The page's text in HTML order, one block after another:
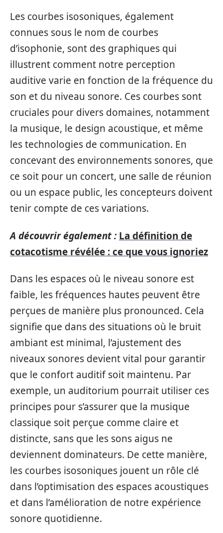
Les courbes isosoniques, également
connues sous le nom de courbes
d’isophonie, sont des graphiques qui
illustrent comment notre perception
auditive varie en fonction de la fréquence du
son et du niveau sonore. Ces courbes sont
cruciales pour divers domaines, notamment
la musique, le design acoustique, et même
les technologies de communication. En
concevant des environnements sonores, que
ce soit pour un concert, une salle de réunion
ou un espace public, les concepteurs doivent
tenir compte de ces variations.
A découvrir également : La définition de
cotacotisme révélée : ce que vous ignoriez
Dans les espaces où le niveau sonore est
faible, les fréquences hautes peuvent être
perçues de manière plus pronounced. Cela
signifie que dans des situations où le bruit
ambiant est minimal, l’ajustement des
niveaux sonores devient vital pour garantir
que le confort auditif soit maintenu. Par
exemple, un auditorium pourrait utiliser ces
principes pour s’assurer que la musique
classique soit perçue comme claire et
distincte, sans que les sons aigus ne
deviennent dominateurs. De cette manière,
les courbes isosoniques jouent un rôle clé
dans l’optimisation des espaces acoustiques
et dans l’amélioration de notre expérience
sonore quotidienne.